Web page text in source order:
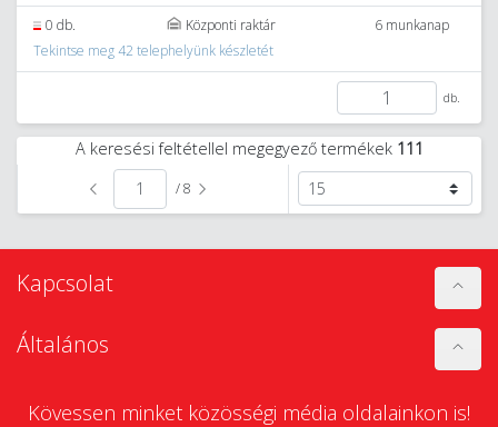
0 db. Központi raktár
6 munkanap
Tekintse meg 42 telephelyünk készletét
db.
A keresési feltétellel megegyező termékek 111
/ 8
Kapcsolat
Általános
Kövessen minket közösségi média oldalainkon is!